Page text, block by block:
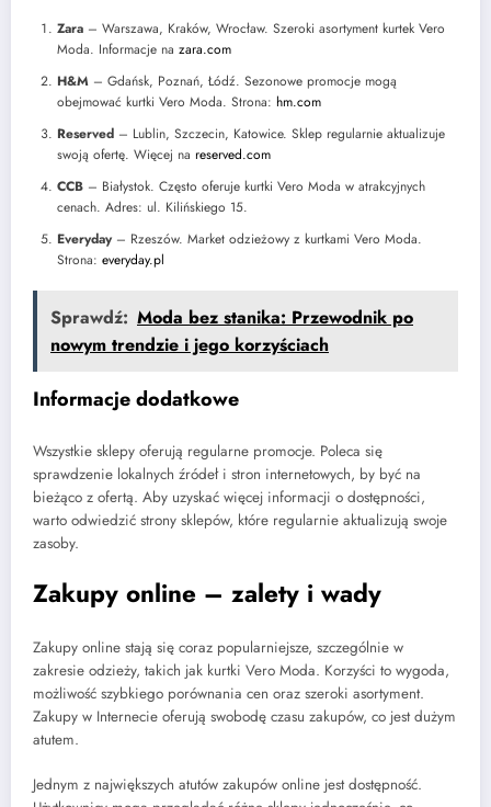
Zara – Warszawa, Kraków, Wrocław. Szeroki asortyment kurtek Vero
Moda. Informacje na zara.com
H&M – Gdańsk, Poznań, Łódź. Sezonowe promocje mogą
obejmować kurtki Vero Moda. Strona: hm.com
Reserved – Lublin, Szczecin, Katowice. Sklep regularnie aktualizuje
swoją ofertę. Więcej na reserved.com
CCB – Białystok. Często oferuje kurtki Vero Moda w atrakcyjnych
cenach. Adres: ul. Kilińskiego 15.
Everyday– Rzeszów. Market odzieżowy z kurtkami Vero Moda.
Strona: everyday.pl
Sprawdź: Moda bez stanika: Przewodnik po
nowym trendzie i jego korzyściach
Informacje dodatkowe
Wszystkie sklepy oferują regularne promocje. Poleca się
sprawdzenie lokalnych źródeł i stron internetowych, by być na
bieżąco z ofertą. Aby uzyskać więcej informacji o dostępności,
warto odwiedzić strony sklepów, które regularnie aktualizują swoje
zasoby.
Zakupy online – zalety i wady
Zakupy online stają się coraz popularniejsze, szczególnie w
zakresie odzieży, takich jak kurtki Vero Moda. Korzyści to wygoda,
możliwość szybkiego porównania cen oraz szeroki asortyment.
Zakupy w Internecie oferują swobodę czasu zakupów, co jest dużym
atutem.
Jednym z największych atutów zakupów online jest dostępność.